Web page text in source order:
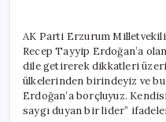
AK Parti Erzurum Milletvekili
Recep Tayyip Erdoğan’a
dile getirerek dikkatleri
ülkelerinden birindeyiz ve
Erdoğan’a borçluyuz.
saygı duyan bir lider”